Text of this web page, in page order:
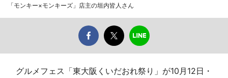
「モンキー×モンキーズ」店主の垣内皆人さん
グルメフェス「東大阪くいだおれ祭り」が10月12日・